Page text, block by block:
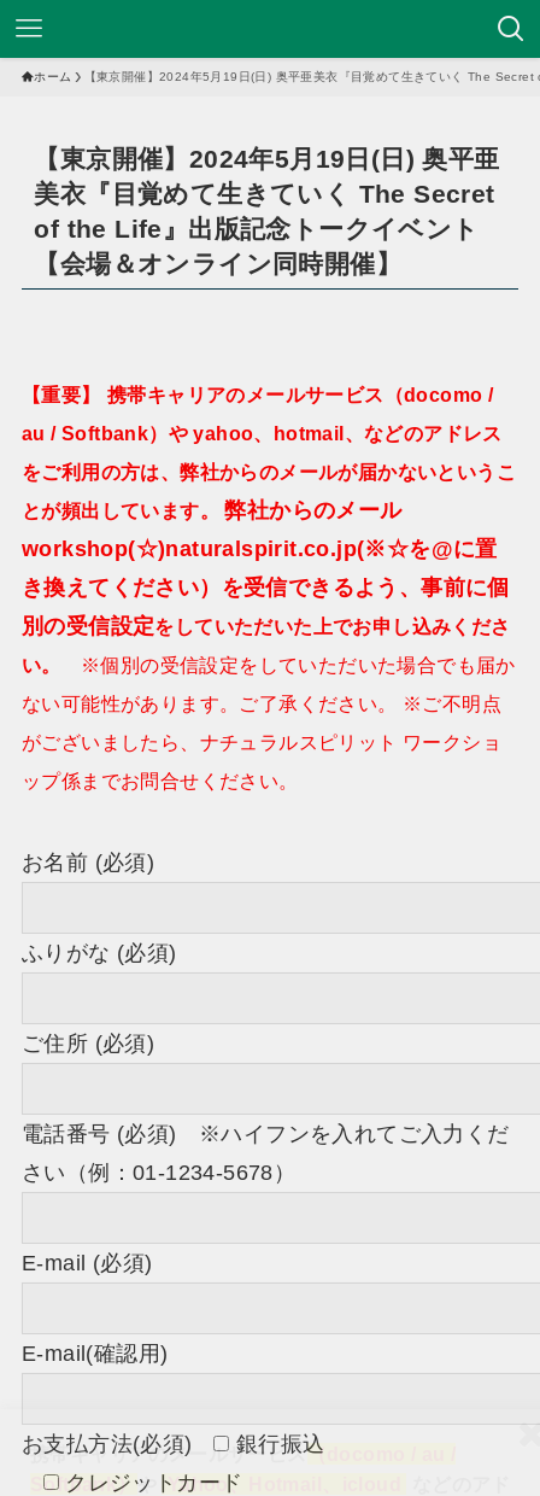
ホーム 【東京開催】2024年5月19日(日) 奥平亜美衣『目覚めて生きていく The
【東京開催】2024年5月19日(日) 奥平亜
美衣『目覚めて生きていく The Secret
of the Life』出版記念トークイベント
【会場＆オンライン同時開催】
【重要】
携帯キャリアのメールサービス（docomo /
au / Softbank）や yahoo、hotmail、などのアドレス
をご利用の方は、弊社からのメールが届かないというこ
とが頻出しています。弊社からのメール
workshop(☆)naturalspirit.co.jp(※☆を@に置
き換えてください）を受信できるよう、事前に個
別の受信設定をしていただいた上でお申し込みくださ
い。
※個別の受信設定をしていただいた場合でも届か
ない可能性があります。ご了承ください。 ※ご不明点
がございましたら、ナチュラルスピリット ワークショ
ップ係までお問合せください。
お名前 (必須)
ふりがな (必須)
ご住所 (必須)
電話番号 (必須) ※ハイフンを入れてご入力くだ
さい（例：01-1234-5678）
E-mail (必須)
E-mail(確認用)
お支払方法(必須)
銀行振込
クレジットカード
携帯キャリアのメールサービス（docomo / au /
Softbank）や Yahoo、Hotmail、icloud